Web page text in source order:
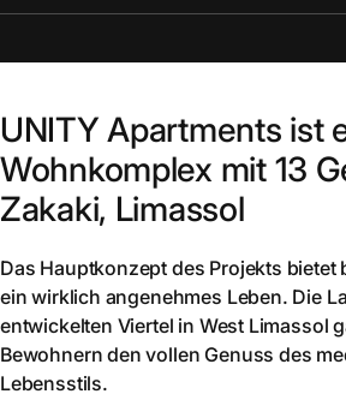
UNITY Apartments ist
Wohnkomplex mit 13
Zakaki, Limassol
Das Hauptkonzept des Projekts
ein wirklich angenehmes Leben. Die
entwickelten Viertel in West Limassol
Bewohnern den vollen Genuss des
Lebensstils.